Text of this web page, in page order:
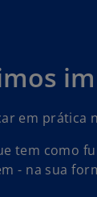
em prática
tem como
- na sua